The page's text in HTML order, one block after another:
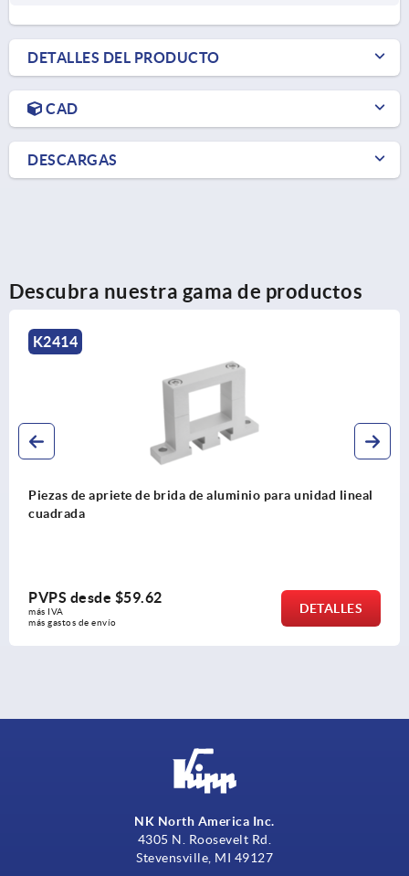
DETALLES DEL PRODUCTO
CAD
DESCARGAS
Descubra nuestra gama de productos
de brida de aluminio para unidad lineal
$59.62
Conectores
PVPS
más IVA
más gastos de
NK North America Inc.
4305 N. Roosevelt Rd.
Stevensville, MI 49127